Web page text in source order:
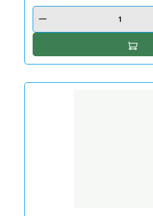
Produkt Anzahl: Gib den
In den